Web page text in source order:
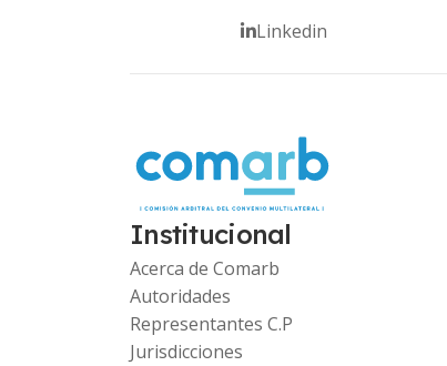
Linkedin
Institucional
Acerca de Comarb
Autoridades
Representantes C.P
Jurisdicciones